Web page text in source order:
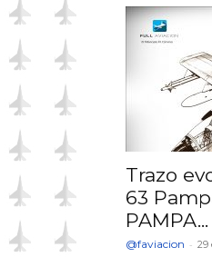
Trazo
63
PAMPA...
@faviacion - 29